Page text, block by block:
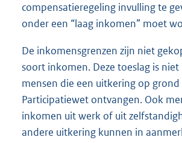
compensatieregeling invulling te
onder een “laag inkomen” moet
De inkomensgrenzen zijn niet
soort inkomen. Deze toeslag is
mensen die een uitkering op grond
Participatiewet ontvangen. Ook
inkomen uit werk of uit
andere uitkering kunnen in